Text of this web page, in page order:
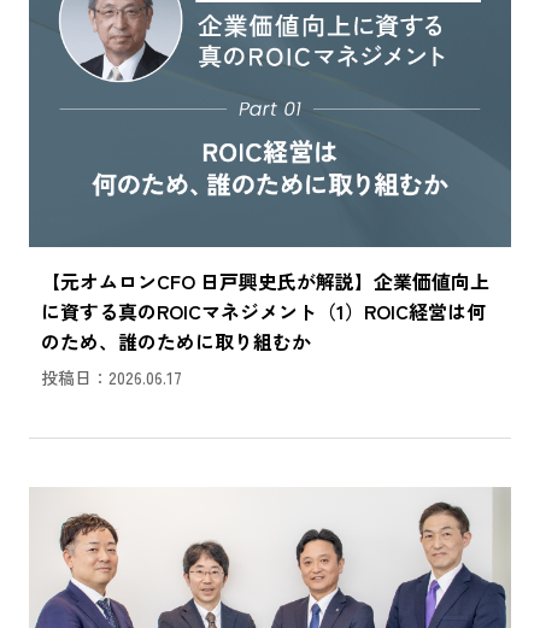
【元オムロンCFO 日戸興史氏が解説】企業価値向上
に資する真のROICマネジメント（1）ROIC経営は何
のため、誰のために取り組むか
投稿日：2026.06.17